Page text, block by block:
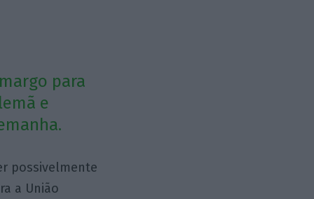
para
e
possivelmente
a União